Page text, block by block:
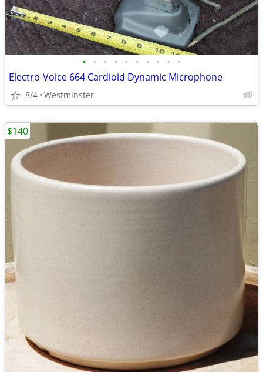
• • • • • • • • • •
Electro-Voice 664 Cardioid Dynamic Microphone
8/4 Westminster
$140